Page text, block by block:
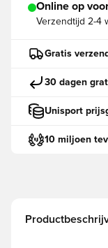
Online op
Verzendtijd 2-4
Gratis
30 dagen
Unisport
10 miljoen